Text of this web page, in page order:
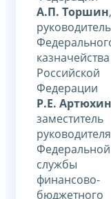
А.П. Торшин,
руководитель
казначейства
Российской
Федерации
Р.Е. Артюхин
заместитель
руководителя
Федеральной
службы
финансово-
бюджетного